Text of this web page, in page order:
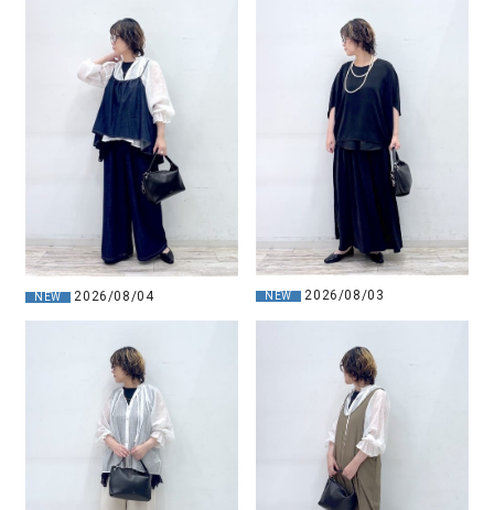
NEW 2026/08/04 NEW 2026/08/03